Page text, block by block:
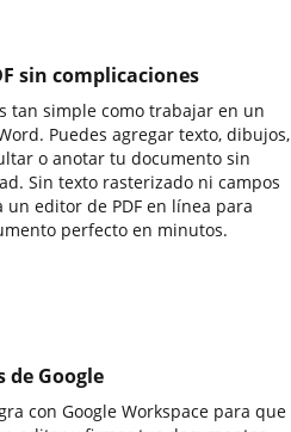
sin complicaciones
tan simple como trabajar en un
Puedes agregar texto, dibujos,
o anotar tu documento sin
Sin texto rasterizado ni campos
un editor de PDF en línea para
perfecto en minutos.
de Google
con Google Workspace para que